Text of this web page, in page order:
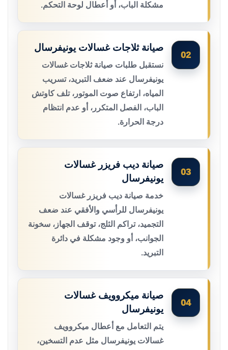
مشكلة الباب، أو أعطال لوحة التحكم.
02
صيانة ثلاجات غسالات يونيفرسال
نستقبل طلبات صيانة ثلاجات غسالات
يونيفرسال عند ضعف التبريد، تسريب
المياه، ارتفاع صوت الموتور، تلف كاوتش
الباب، الفصل المتكرر، أو عدم انتظام
درجة الحرارة.
03
صيانة ديب فريزر غسالات
يونيفرسال
خدمة صيانة ديب فريزر غسالات
يونيفرسال للرأسي والأفقي عند ضعف
التجميد، تراكم الثلج، توقف الجهاز، سخونة
الجوانب، أو وجود مشكلة في دائرة
التبريد.
04
صيانة ميكروويف غسالات
يونيفرسال
يتم التعامل مع أعطال ميكروويف
غسالات يونيفرسال مثل عدم التسخين،